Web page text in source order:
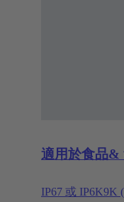
適用於食品&
IP67 或 IP6K9K